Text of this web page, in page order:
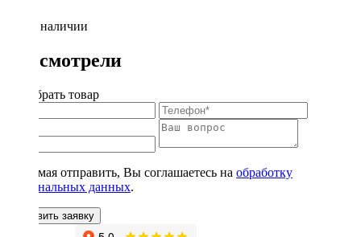
Нет в наличии
Вы смотрели
Подобрать товар
Нажимая отправить, Вы соглашаетесь на обработку
персональных данных.
Оставить заявку